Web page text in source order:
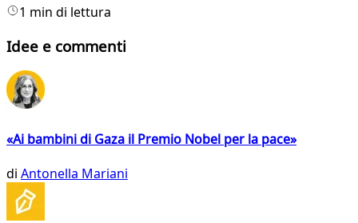
1 min di lettura
Idee e commenti
«Ai bambini di Gaza il Premio Nobel per la pace»
di Antonella Mariani